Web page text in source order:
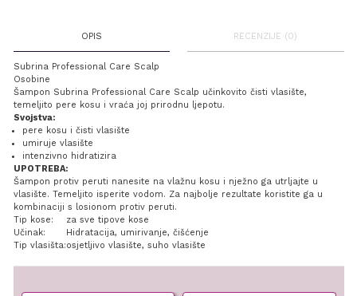
OPIS RECENZIJE (0)
Subrina Professional Care Scalp
Osobine
Šampon Subrina Professional Care Scalp učinkovito čisti vlasište,
temeljito pere kosu i vraća joj prirodnu ljepotu.
Svojstva:
pere kosu i čisti vlasište
umiruje vlasište
intenzivno hidratizira
UPOTREBA:
Šampon protiv peruti nanesite na vlažnu kosu i nježno ga utrljajte u
vlasište. Temeljito isperite vodom. Za najbolje rezultate koristite ga u
kombinaciji s losionom protiv peruti.
Tip kose:
za sve tipove kose
Učinak:
Hidratacija, umirivanje, čišćenje
Tip vlasišta:osjetljivo vlasište, suho vlasište